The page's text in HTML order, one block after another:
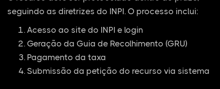
seguindo as diretrizes do INPI. O processo inclui:
Acesso ao site do INPI e login
Geração da Guia de Recolhimento (GRU)
Pagamento da taxa
Submissão da petição do recurso via sistema